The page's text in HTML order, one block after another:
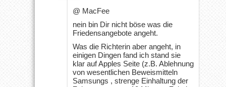
@ MacFee
nein bin Dir nicht böse was die
Friedensangebote angeht.
Was die Richterin aber angeht, in
einigen Dingen fand ich stand sie
klar auf Apples Seite (z.B. Ablehnung
von wesentlichen Beweismitteln
Samsungs , strenge Einhaltung der